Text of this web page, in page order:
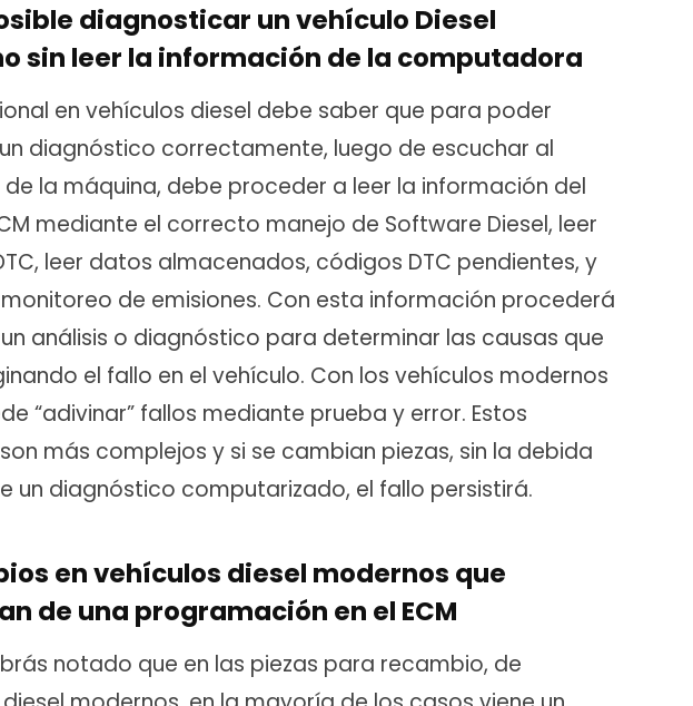
diagnosticar un vehículo Diesel
sin leer la información de la computadora
en vehículos diesel debe saber que para poder
diagnóstico correctamente, luego de escuchar al
la máquina, debe proceder a leer la información del
mediante el correcto manejo de Software Diesel, leer
leer datos almacenados, códigos DTC pendientes, y
de emisiones. Con esta información procederá
análisis o diagnóstico para determinar las causas que
el fallo en el vehículo. Con los vehículos modernos
“adivinar” fallos mediante prueba y error. Estos
más complejos y si se cambian piezas, sin la debida
un diagnóstico computarizado, el fallo persistirá.
en vehículos diesel modernos que
de una programación en el ECM
notado que en las piezas para recambio, de